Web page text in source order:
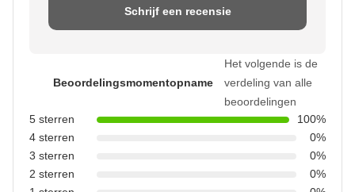
Schrijf een recensie
Beoordelingsmomentopname
Het volgende is de
verdeling van alle
beoordelingen
5 sterren
100%
4 sterren
0%
3 sterren
0%
2 sterren
0%